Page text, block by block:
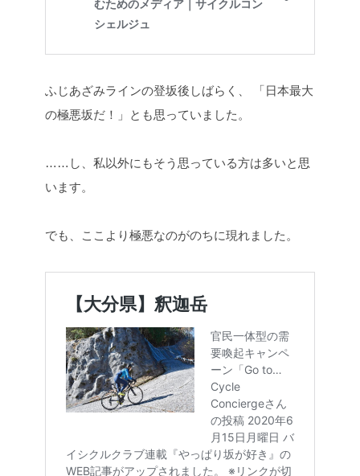
ふじあざみラインの登坂後しばらく、
「日本最大
の極悪坂だ！」とも思っていました。
……し、私以外にもそう思っている方は多いと思
います。
でも、ここより極悪なのがのちに現れました。